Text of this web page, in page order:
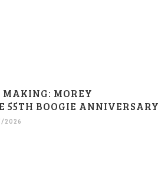
MAKING: MOREY
55TH BOOGIE ANNIVERSARY
2026